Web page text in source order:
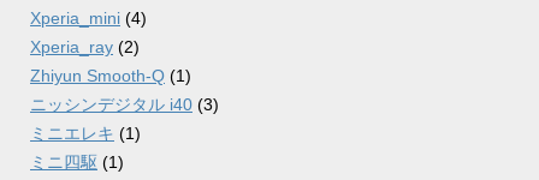
Xperia_mini (4)
Xperia_ray (2)
Zhiyun Smooth-Q (1)
ニッシンデジタル i40 (3)
ミニエレキ (1)
ミニ四駆 (1)